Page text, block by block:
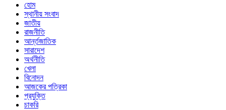
হোম
স্থানীয় সংবাদ
জাতীয়
রাজনীতি
আর্ন্তজাতিক
সারাদেশ
অর্থনীতি
খেলা
বিনোদন
আজকের পত্রিকা
প্রযুক্তি
চাকরি